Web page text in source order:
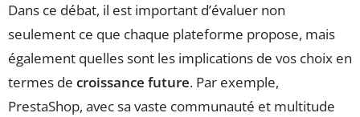
Dans ce débat, il est important d’évaluer non
seulement ce que chaque plateforme propose, mais
également quelles sont les implications de vos choix en
termes de croissance future. Par exemple,
PrestaShop, avec sa vaste communauté et multitude